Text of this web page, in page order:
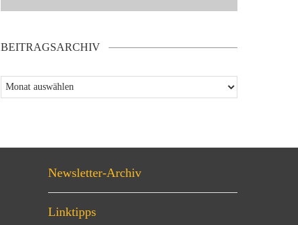
BEITRAGSARCHIV
Newsletter-Archiv
Linktipps